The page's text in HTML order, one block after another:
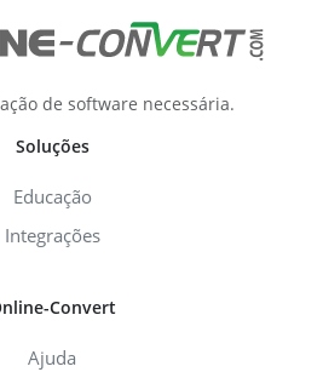
de software necessária.
Soluções
Educação
Integrações
Convert
Ajuda